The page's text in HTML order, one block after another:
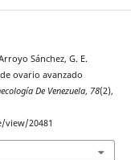
Sánchez, G. E.
ovario avanzado
De Venezuela, 78(2),
20481